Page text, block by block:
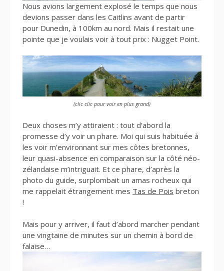
Nous avions largement explosé le temps que nous
devions passer dans les Caitlins avant de partir
pour Dunedin, à 100km au nord. Mais il restait une
pointe que je voulais voir à tout prix : Nugget Point.
(clic clic pour voir en plus grand)
Deux choses m’y attiraient : tout d’abord la
promesse d’y voir un phare. Moi qui suis habituée à
les voir m’environnant sur mes côtes bretonnes,
leur quasi-absence en comparaison sur la côté néo-
zélandaise m’intriguait. Et ce phare, d’après la
photo du guide, surplombait un amas rocheux qui
me rappelait étrangement mes Tas de Pois breton
!
Mais pour y arriver, il faut d’abord marcher pendant
une vingtaine de minutes sur un chemin à bord de
falaise…